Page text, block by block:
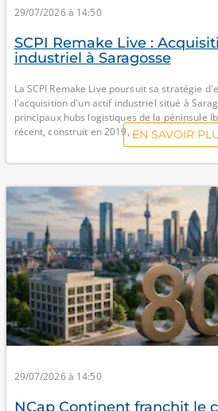
29/07/2026 à 14:50
SCPI Remake Live :
industriel à Saragosse
La SCPI Remake Live poursuit sa stratégie
l'acquisition d'un actif industriel situé à
principaux hubs logistiques de la péninsule
récent, construit en 2019, ...EN SAVOIR
29/07/2026 à 14:50
NCap Continent franchit le